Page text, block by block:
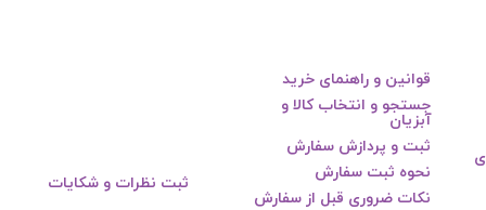
قوانین و راهنمای خرید
جستجو و انتخاب کالا و
آبزیان
ثبت و پردازش سفارش
نحوه ثبت سفارش
نکات ضروری قبل از سفارش
ثبت نظرات و شکایات